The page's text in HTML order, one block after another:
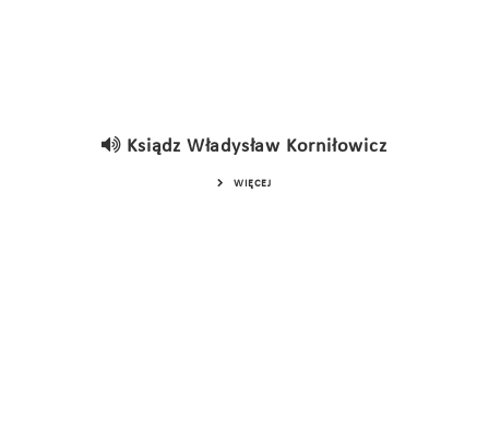
Ksiądz Władysław Korniłowicz
WIĘCEJ